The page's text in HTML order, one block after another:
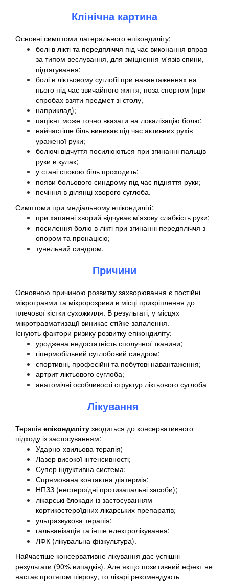
Клінічна картина
Основні симптоми латерального епікондиліту:
болі в лікті та передпліччя під час виконання вправ
за типом веслування, для зміцнення м'язів спини,
підтягування;
болі в ліктьовому суглобі при навантаженнях на
нього під час звичайного життя, поза спортом (при
спробах взяти предмет зі столу,
наприклад);
пацієнт може точно вказати на локалізацію болю;
найчастіше біль виникає під час активних рухів
ураженої руки;
болючі відчуття посилюються при згинанні пальців
руки в кулак;
у стані спокою біль проходить;
появи больового синдрому під час підняття руки;
печіння в ділянці хворого суглоба.
Симптоми при медіальному епікондиліті:
при хапанні хворий відчуває м'язову слабкість руки;
посилення болю в лікті при згинанні передпліччя з
опором та пронацією;
тунельний синдром.
Причини
Основною причиною розвитку захворювання є постійні
мікротравми та мікророзриви в місці прикріплення до
плечової кістки сухожилля. В результаті, у місцях
мікротравматизації виникає стійке запалення.
Існують фактори ризику розвитку епікондиліту:
уроджена недостатність сполучної тканини;
гіпермобільний суглобовий синдром;
спортивні, професійні та побутові навантаження;
артрит ліктьового суглоба;
анатомічні особливості структур ліктьового суглоба
Лікування
Терапія епікондиліту зводиться до консервативного
підходу із застосуванням:
Ударно-хвильова терапія;
Лазер високої інтенсивності;
Супер індуктивна система;
Спрямована контактна діатермія;
НПЗЗ (нестероїдні протизапальні засоби);
лікарські блокади із застосуванням
кортикостероїдних лікарських препаратів;
ультразвукова терапія;
гальванізація та інше електролікування;
ЛФК (лікувальна фізкультура).
Найчастіше консервативне лікування дає успішні
результати (90% випадків). Але якщо позитивний ефект не
настає протягом півроку, то лікарі рекомендують